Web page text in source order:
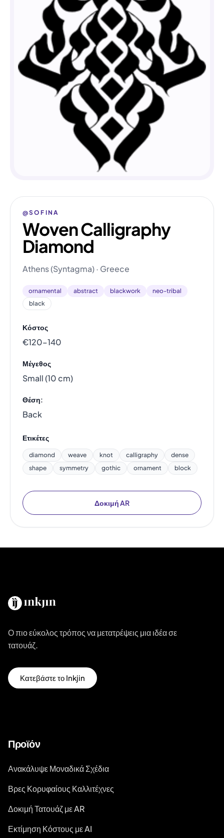
@SOFINA
Woven Calligraphy
Diamond
Athens (Syntagma) · Greece
ornamental abstract blackwork
neo-tribal
black
Κόστος
€120–140
Μέγεθος
Small (10 cm)
Θέση:
Back
Ετικέτες
diamond weave knot calligraphy
dense
shape
symmetry gothic ornament block
Δοκιμή AR
Ο πιο εύκολος τρόπος να μετατρέψεις μια ιδέα σε
τατουάζ.
Κατεβάστε το Inkjin
Προϊόν
Ανακάλυψε Μοναδικά Σχέδια
Βρες Κορυφαίους Καλλιτέχνες
Δοκιμή Τατουάζ με AR
Εκτίμηση Κόστους με AI